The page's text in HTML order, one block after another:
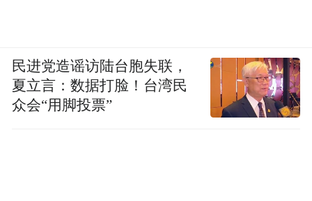
民进党造谣访陆台胞失联，
夏立言：数据打脸！台湾民
众会“用脚投票”